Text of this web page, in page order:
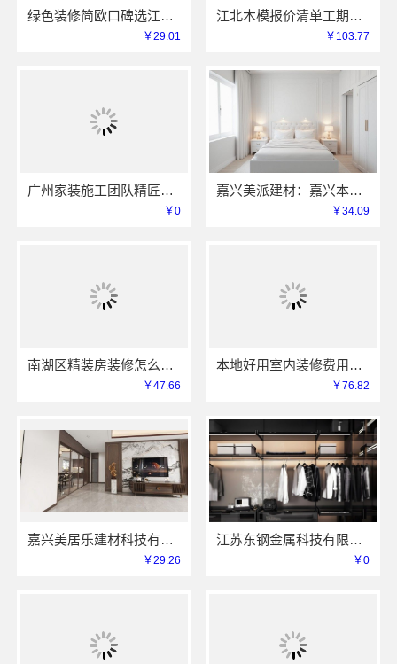
绿色装修简欧口碑选江西尚宅尚品新型环保材料有限公司
￥29.01
江北木模报价清单工期短，重庆御墅建筑材料有限公司
￥103.77
广州家装施工团队精匠饰家老房翻新
￥0
嘉兴美派建材：嘉兴本地家装装修定制服务性价比高
￥34.09
南湖区精装房装修怎么样嘉兴家美建材科技有限公司
￥47.66
本地好用室内装修费用预算江西圣匠新型环保材料有限公司
￥76.82
嘉兴美居乐建材科技有限公司-美居乐家装匠心施工
￥29.26
江苏东钢金属科技有限公司定制工厂加盟
￥0